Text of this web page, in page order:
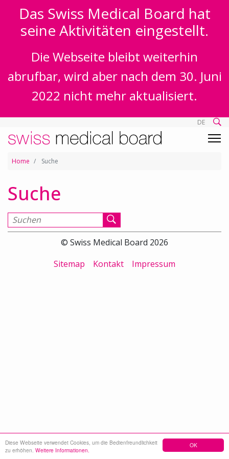
OK
Diese Webseite verwendet Cookies, um die Bedienfreundlichkeit
zu erhöhen. Weitere Informationen.
Das Swiss Medical Board hat
seine Aktivitäten eingestellt.
Die Webseite bleibt weiterhin
abrufbar, wird aber nach dem 30. Juni
2022 nicht mehr aktualisiert.
DE
Home Suche
Suche
Suchen nach
© Swiss Medical Board 2026
Sitemap
Kontakt Impressum